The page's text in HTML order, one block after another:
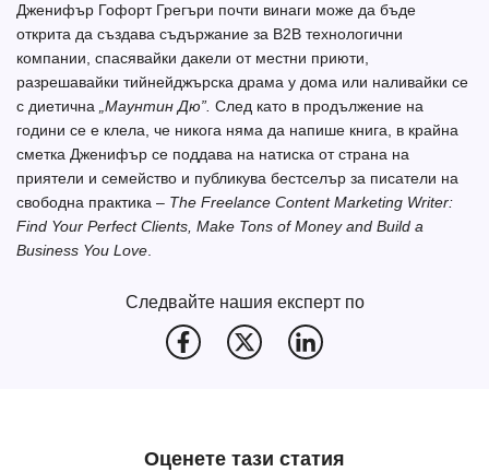
Дженифър Гофорт Грегъри почти винаги може да бъде
открита да създава съдържание за B2B технологични
компании, спасявайки дакели от местни приюти,
разрешавайки тийнейджърска драма у дома или наливайки се
с диетична „Маунтин Дю”. След като в продължение на
години се е клела, че никога няма да напише книга, в крайна
сметка Дженифър се поддава на натиска от страна на
приятели и семейство и публикува бестселър за писатели на
свободна практика – The Freelance Content Marketing Writer:
Find Your Perfect Clients, Make Tons of Money and Build a
Business You Love.
Следвайте нашия експерт по
Оценете тази статия